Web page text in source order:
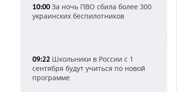
10:00За ночь ПВО сбила более 300
украинских беспилотников
09:22 Школьники в России с 1
сентября будут учиться по новой
программе